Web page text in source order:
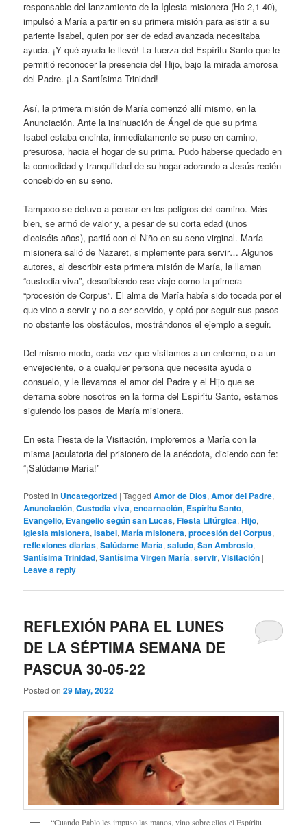
responsable del lanzamiento de la Iglesia misionera (Hc 2,1-40),
impulsó a María a partir en su primera misión para asistir a su
pariente Isabel, quien por ser de edad avanzada necesitaba
ayuda. ¡Y qué ayuda le llevó! La fuerza del Espíritu Santo que le
permitió reconocer la presencia del Hijo, bajo la mirada amorosa
del Padre. ¡La Santísima Trinidad!
Así, la primera misión de María comenzó allí mismo, en la
Anunciación. Ante la insinuación de Ángel de que su prima
Isabel estaba encinta, inmediatamente se puso en camino,
presurosa, hacia el hogar de su prima. Pudo haberse quedado en
la comodidad y tranquilidad de su hogar adorando a Jesús recién
concebido en su seno.
Tampoco se detuvo a pensar en los peligros del camino. Más
bien, se armó de valor y, a pesar de su corta edad (unos
dieciséis años), partió con el Niño en su seno virginal. María
misionera salió de Nazaret, simplemente para servir… Algunos
autores, al describir esta primera misión de María, la llaman
“custodia viva”, describiendo ese viaje como la primera
“procesión de Corpus”. El alma de María había sido tocada por el
que vino a servir y no a ser servido, y optó por seguir sus pasos
no obstante los obstáculos, mostrándonos el ejemplo a seguir.
Del mismo modo, cada vez que visitamos a un enfermo, o a un
envejeciente, o a cualquier persona que necesita ayuda o
consuelo, y le llevamos el amor del Padre y el Hijo que se
derrama sobre nosotros en la forma del Espíritu Santo, estamos
siguiendo los pasos de María misionera.
En esta Fiesta de la Visitación, imploremos a María con la
misma jaculatoria del prisionero de la anécdota, diciendo con fe:
“¡Salúdame María!”
Posted in Uncategorized |Tagged Amor de Dios,Amor del Padre,
Anunciación,Custodia viva,encarnación, Espíritu Santo,
Evangelio, Evangelio según san Lucas,Fiesta Litúrgica,Hijo,
Iglesia misionera,Isabel,María misionera,procesión del Corpus,
reflexiones diarias,Salúdame María,saludo,San Ambrosio,
Santísima Trinidad,Santísima Virgen María,servir,Visitación |
Leave a reply
REFLEXIÓN PARA EL LUNES
DE LA SÉPTIMA SEMANA DE
PASCUA 30-05-22
Posted on29 May, 2022
“Cuando Pablo les impuso las manos, vino sobre ellos el Espíritu